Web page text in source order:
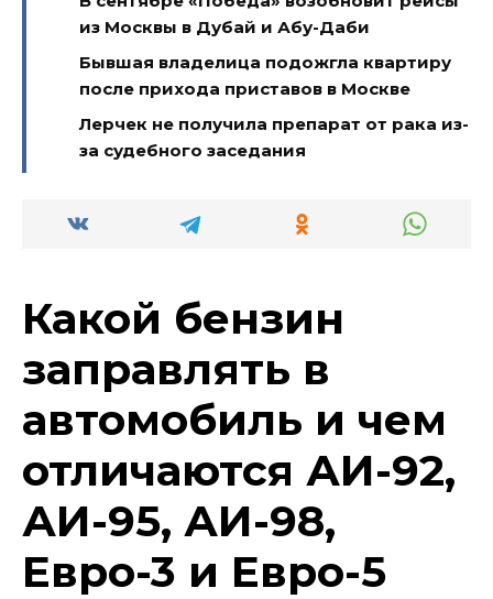
из Москвы в Дубай и Абу-Даби
Бывшая владелица подожгла квартиру
после прихода приставов в Москве
Лерчек не получила препарат от рака из-
за судебного заседания
Какой бензин
заправлять в
автомобиль и чем
отличаются АИ-92,
АИ-95, АИ-98,
Евро-3 и Евро-5